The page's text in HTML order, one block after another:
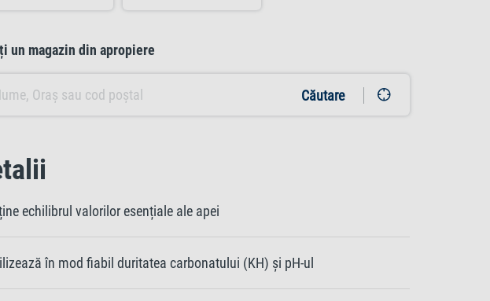
un magazin din apropiere
Căutare
echilibrul valorilor esențiale ale apei
în mod fiabil duritatea carbonatului (KH) și pH-ul